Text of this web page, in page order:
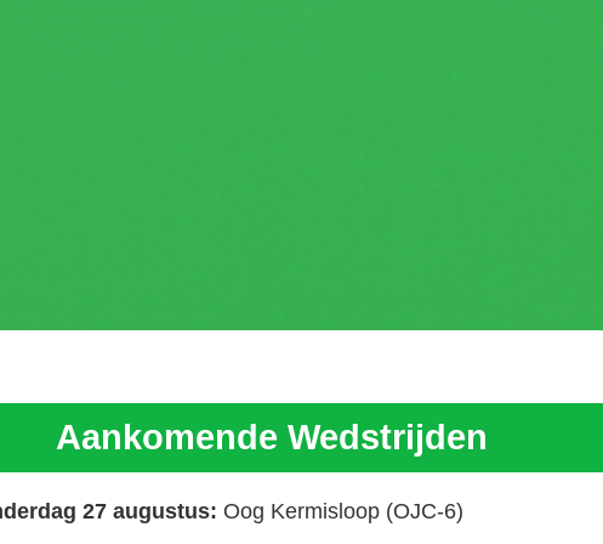
Aankomende Wedstrijden
27 augustus: Oog Kermisloop (OJC-6)